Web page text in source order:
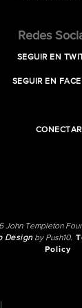
Redes
SEGUIR EN
SEGUIR EN
CONECTAR
John Templeton
Designby Push10.
Policy